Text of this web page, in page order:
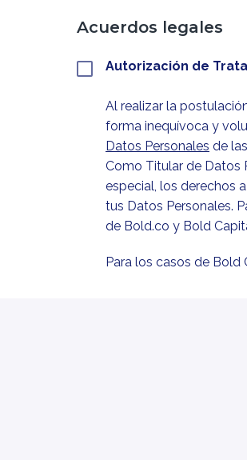
Acuerdos legales
Autorización de
Al realizar la
forma inequívoca y
Datos Personales de
Como Titular de Datos
especial, los derechos
tus Datos Personales.
de Bold.co y Bold
Para los casos de Bold